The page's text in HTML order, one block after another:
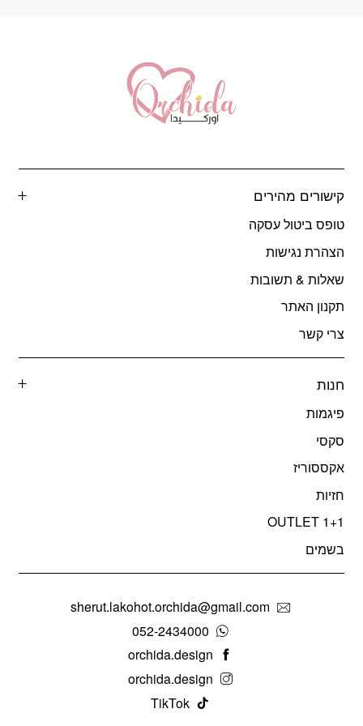
קישורים מהירים
טופס ביטול עסקה
הצהרת נגישות
שאלות & תשובות
תקנון האתר
צרי קשר
חנות
פיגמות
סקסי
אקססוריז
חזיות
OUTLET 1+1
בשמים
sherut.lakohot.orchida@gmail.com
052-2434000
orchida.design
orchida.design
TikTok